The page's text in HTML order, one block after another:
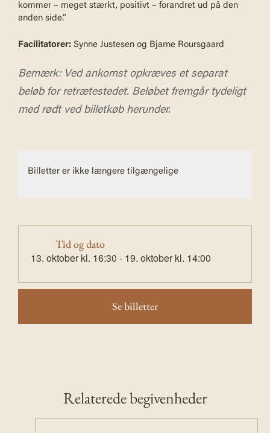
kommer – meget stærkt, positivt – forandret ud på den
anden side.”
Facilitatorer: Synne Justesen og Bjarne Roursgaard
Bemærk:Ved ankomst opkræves et separat
beløb for retrætestedet. Beløbet fremgår tydeligt
med rødt ved billetkøb herunder.
Billetter er ikke længere tilgængelige
Tid og dato
13. oktober kl. 16:30 - 19. oktober kl. 14:00
Se billetter
Relaterede begivenheder